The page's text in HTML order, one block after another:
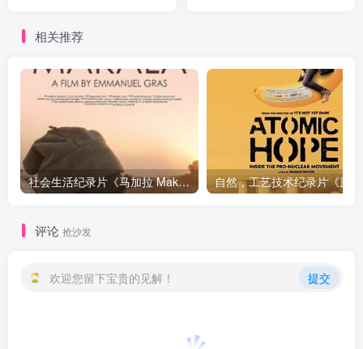
相关推荐
社会生活纪录片《马加拉 Makala》下载
评论 抢沙发
欢迎您留下宝贵的见解！ 提交